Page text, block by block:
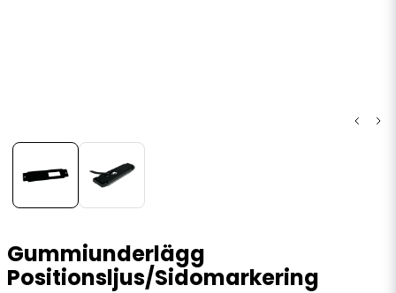
Gummiunderlägg
Positionsljus/Sidomarkering